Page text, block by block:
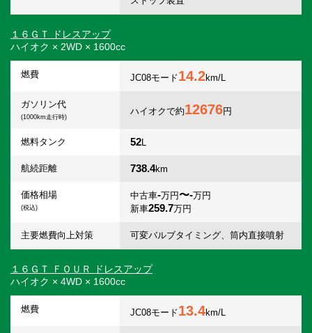
１６ＧＴ ドレスアップ
ハイオク × 2WD × 1600cc
燃費 JC08モード14.2km/L
ガソリン代
(1000km走行時)
ハイオクで約12676円
燃料タンク 52L
航続距離 738.4km
価格相場
(税込)
中古車-万円〜-万円
新車259.7万円
主要燃費向上対策 可変バルブタイミング、筒内直接噴射
１６ＧＴ ＦＯＵＲ ドレスアップ
ハイオク × 4WD × 1600cc
燃費 JC08モード13.4km/L